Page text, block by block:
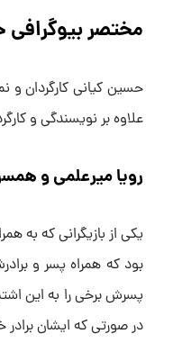
مختصر
علاوه بر نویسندگی و
رویا میرعلمی و
یکی از بازیگرانی که به
بود که همراه پسر و
پسرش برخی را به این
در صورتی که ایشان برادر